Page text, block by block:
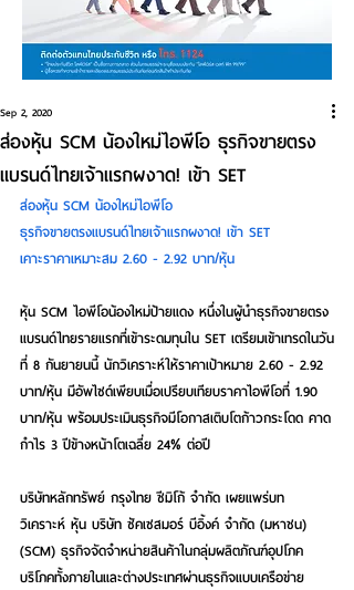
ส่องหุ้น SCM น้องใหม่ไอพีโอ ธุรกิจขายตรง
แบรนด์ไทยเจ้าแรกผงาด! เข้า SET
Sep 2, 2020
ส่องหุ้น SCM น้องใหม่ไอพีโอ
ธุรกิจขายตรงแบรนด์ไทยเจ้าแรกผงาด! เข้า SET
เคาะราคาเหมาะสม 2.60 - 2.92 บาท/หุ้น
หุ้น SCM ไอพีโอน้องใหม่ป้ายแดง หนึ่งในผู้นำธุรกิจขายตรง
แบรนด์ไทยรายแรกที่เข้าระดมทุนใน SET เตรียมเข้าเทรดในวัน
ที่ 8 กันยายนนี้ นักวิเคราะห์ให้ราคาเป้าหมาย 2.60 - 2.92
บาท/หุ้น มีอัพไซด์เพียบเมื่อเปรียบเทียบราคาไอพีโอที่ 1.90
บาท/หุ้น พร้อมประเมินธุรกิจมีโอกาสเติบโตก้าวกระโดด คาด
กำไร 3 ปีข้างหน้าโตเฉลี่ย 24% ต่อปี
บริษัทหลักทรัพย์ กรุงไทย ซีมิโก้ จํากัด เผยแพร่บท
วิเคราะห์ หุ้น บริษัท ซัคเซสมอร์ บีอิ้งค์ จำกัด (มหาชน)
(SCM) ธุรกิจจัดจำหน่ายสินค้าในกลุ่มผลิตภัณฑ์อุปโภค
บริโภคทั้งภายในและต่างประเทศผ่านธุรกิจแบบเครือข่าย